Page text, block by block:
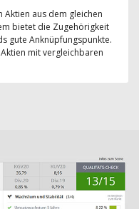
Aktien aus dem gleichen
bietet die Zugehörigkeit
gute Anknüpfungspunkte.
mit vergleichbaren